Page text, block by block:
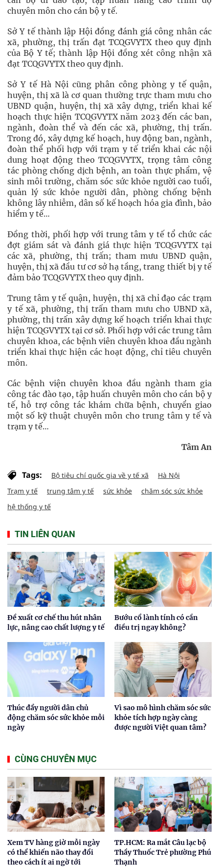
chuyên môn cho cán bộ y tế.
Sở Y tế thành lập Hội đồng đánh giá công nhân các
xã, phường, thị trấn đạt TCQGVYTX theo quy định
của Bộ Y tế; thành lập Hội đồng xét công nhận xã
đạt TCQGVYTX theo quy định.
Sở Y tế Hà Nội cũng phân công phòng y tế quận,
huyện, thị xã là cơ quan thường trực tham mưu cho
UBND quận, huyện, thị xã xây dựng, triển khai kế
hoạch thực hiện TCQGVYTX năm 2023 đến các ban,
ngành, đoàn thể và đến các xã, phường, thị trấn.
Trong đó, xây dựng kế hoạch, huy động ban, ngành,
đoàn thể phối hợp với trạm y tế triển khai các nội
dung hoạt động theo TCQGVYTX, trọng tâm công
tác phòng chống dịch bệnh, an toàn thực phẩm, vệ
sinh môi trường, chăm sóc sức khỏe người cao tuổi,
quản lý sức khỏe người dân, phòng chống bệnh
không lây nhiễm, dân số kế hoạch hóa gia đình, bảo
hiểm y tế…
Đồng thời, phối hợp với trung tâm y tế tổ chức các
đợt giám sát và đánh giá thực hiện TCQGVYTX tại
các xã, phường, thị trấn; tham mưu UBND quận,
huyện, thị xã đầu tư cơ sở hạ tầng, trang thiết bị y tế
đảm bảo TCQGVYTX theo quy định.
Trung tâm y tế quận, huyện, thị xã chỉ đạo các trạm
y tế xã, phường, thị trấn tham mưu cho UBND xã,
phường, thị trấn xây dựng kế hoạch triển khai thực
hiện TCQGVYTX tại cơ sở. Phối hợp với các trung tâm
chuyên khoa, các bệnh viên chuyên khoa đầu ngành
triển khai thực hiện các hoạt động, chỉ tiêu chuyên
môn.
Các bệnh viện chuyên khoa đầu ngành tham gia
công tác đào tạo, tập huấn chuyên môn cho cán bộ y
tế, hỗ trợ công tác khám chữa bệnh, chuyển giao
một số kỹ thuật chuyên môn cho trung tâm y tế và
trạm y tế…
Tâm An
Tags: Bộ tiêu chí quốc gia về y tế xã
Hà Nội
Trạm y tế
trung tâm y tế sức khỏe
chăm sóc sức khỏe
hệ thống y tế
TIN LIÊN QUAN
Đề xuất cơ chế thu hút nhân
lực, nâng cao chất lượng y tế
Bướu cổ lành tính có cần
điều trị ngay không?
Thúc đẩy người dân chủ
động chăm sóc sức khỏe mỗi
ngày
Vì sao mô hình chăm sóc sức
khỏe tích hợp ngày càng
được người Việt quan tâm?
CÙNG CHUYÊN MỤC
Xem TV hàng giờ mỗi ngày
có thể khiến não thay đổi
theo cách ít ai ngờ tới
TP.HCM: Ra mắt Câu lạc bộ
Thầy Thuốc Trẻ phường Phú
Thạnh